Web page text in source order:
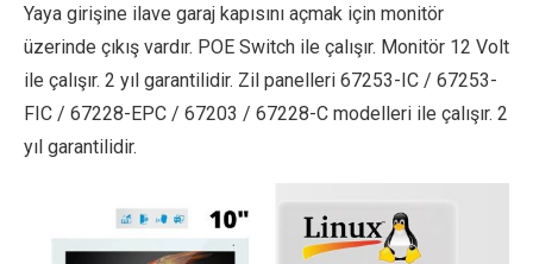
Yaya girişine ilave garaj kapısını açmak için monitör
üzerinde çıkış vardır. POE Switch ile çalışır. Monitör 12 Volt
ile çalışır. 2 yıl garantilidir. Zil panelleri 67253-IC / 67253-
FIC / 67228-EPC / 67203 / 67228-C modelleri ile çalışır. 2
yıl garantilidir.